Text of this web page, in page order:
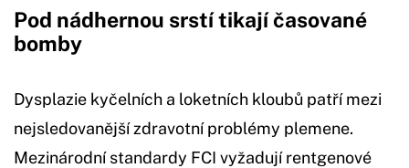
Pod nádhernou srstí tikají časované
bomby
Dysplazie kyčelních a loketních kloubů patří mezi
nejsledovanější zdravotní problémy plemene.
Mezinárodní standardy FCI vyžadují rentgenové